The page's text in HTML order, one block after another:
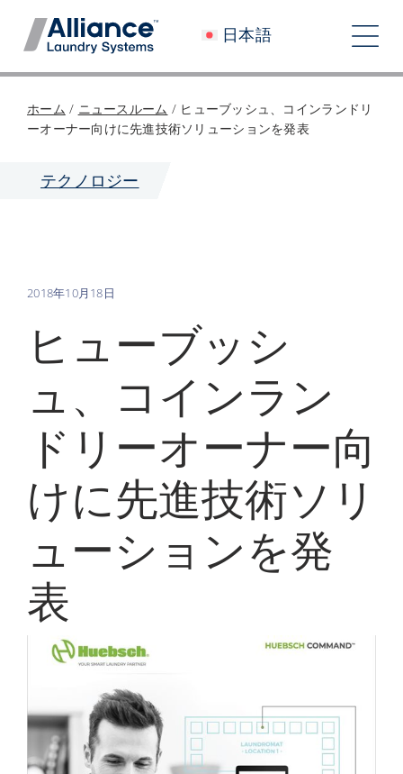
日本語
ト
私たちと働く
私たちのインパクト
投資家
コンタクト
My Alliance
ホーム / ニュースルーム / ヒューブッシュ、コインランドリ
ーオーナー向けに先進技術ソリューションを発表
テクノロジー
2018年10月18日
ヒューブッシ
ュ、コインラン
ドリーオーナー向
けに先進技術ソリ
ューションを発
表